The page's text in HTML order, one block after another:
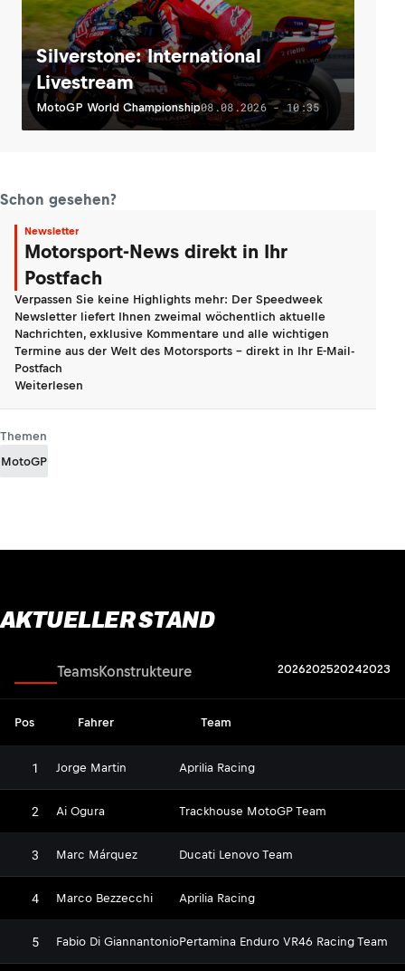
Silverstone: International
Livestream
MotoGP World Championship08.08.2026 - 10:35
Schon gesehen?
Newsletter
Motorsport-News direkt in Ihr
Postfach
Verpassen Sie keine Highlights mehr: Der Speedweek
Newsletter liefert Ihnen zweimal wöchentlich aktuelle
Nachrichten, exklusive Kommentare und alle wichtigen
Termine aus der Welt des Motorsports - direkt in Ihr E-Mail-
Postfach
Weiterlesen
Themen
MotoGP
AKTUELLER STAND
TeamsKonstrukteure 2026202520242023
Pos Fahrer Team
1 Jorge Martin Aprilia Racing
2 Ai Ogura Trackhouse MotoGP Team
3 Marc Márquez Ducati Lenovo Team
4 Marco Bezzecchi Aprilia Racing
5 Fabio Di GiannantonioPertamina Enduro VR46 Racing Team